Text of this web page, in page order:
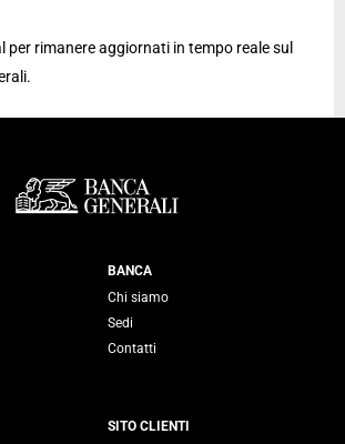
per rimanere aggiornati in tempo reale sul
Generali
BANCA
Chi siamo
Sedi
Contatti
SITO CLIENTI